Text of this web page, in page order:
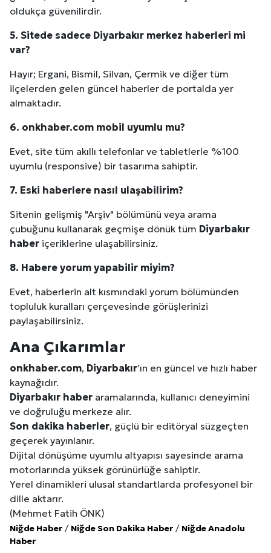
oldukça güvenilirdir.
5. Sitede sadece Diyarbakır merkez haberleri mi
var?
Hayır; Ergani, Bismil, Silvan, Çermik ve diğer tüm
ilçelerden gelen güncel haberler de portalda yer
almaktadır.
6. onkhaber.com mobil uyumlu mu?
Evet, site tüm akıllı telefonlar ve tabletlerle %100
uyumlu (responsive) bir tasarıma sahiptir.
7. Eski haberlere nasıl ulaşabilirim?
Sitenin gelişmiş "Arşiv" bölümünü veya arama
çubuğunu kullanarak geçmişe dönük tüm Diyarbakır
haber içeriklerine ulaşabilirsiniz.
8. Habere yorum yapabilir miyim?
Evet, haberlerin alt kısmındaki yorum bölümünden
topluluk kuralları çerçevesinde görüşlerinizi
paylaşabilirsiniz.
Ana Çıkarımlar
onkhaber.com, Diyarbakır’ın en güncel ve hızlı haber
kaynağıdır.
Diyarbakır haber aramalarında, kullanıcı deneyimini
ve doğruluğu merkeze alır.
Son dakika haberler, güçlü bir editöryal süzgeçten
geçerek yayınlanır.
Dijital dönüşüme uyumlu altyapısı sayesinde arama
motorlarında yüksek görünürlüğe sahiptir.
Yerel dinamikleri ulusal standartlarda profesyonel bir
dille aktarır.
(Mehmet Fatih ÖNK)
Niğde Haber / Niğde Son Dakika Haber / Niğde Anadolu
Haber
Kuzu Fileto Seçimi ve Pişirme Önerileri: Yumuşak
Dar Tavanlı Alanlar İçin Oval Hava Kanalı Avantajları